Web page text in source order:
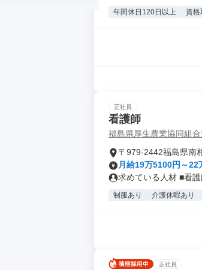
年間休日120日以上 資格
正社員
看護師
福島県厚生農業協同組
〒979-2442福島県南
月給19万5100円～22
求めている人材 ■看
制服あり 介護休暇あり
正社員